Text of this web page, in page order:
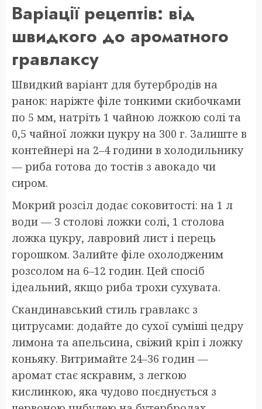
Варіації рецептів: від
швидкого до ароматного
гравлаксу
Швидкий варіант для бутербродів на
ранок: наріжте філе тонкими скибочками
по 5 мм, натріть 1 чайною ложкою солі та
0,5 чайної ложки цукру на 300 г. Залиште в
контейнері на 2–4 години в холодильнику
— риба готова до тостів з авокадо чи
сиром.
Мокрий розсіл додає соковитості: на 1 л
води — 3 столові ложки солі, 1 столова
ложка цукру, лавровий лист і перець
горошком. Залийте філе охолодженим
розсолом на 6–12 годин. Цей спосіб
ідеальний, якщо риба трохи сухувата.
Скандинавський стиль гравлакс з
цитрусами: додайте до сухої суміші цедру
лимона та апельсина, свіжий кріп і ложку
коньяку. Витримайте 24–36 годин —
аромат стає яскравим, з легкою
кислинкою, яка чудово поєднується з